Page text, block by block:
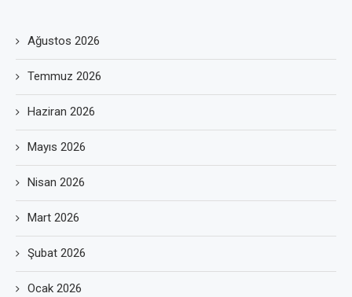
Ağustos 2026
Temmuz 2026
Haziran 2026
Mayıs 2026
Nisan 2026
Mart 2026
Şubat 2026
Ocak 2026